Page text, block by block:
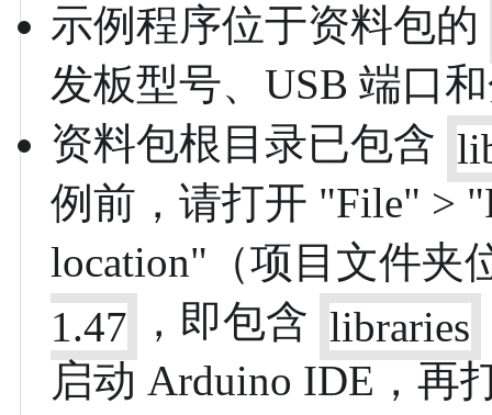
示例程序位于资料包的
发板型号、USB 端口
资料包根目录已包含
例前，请打开 "File" >
location"（项目文件夹
1.47
，即包含 libraries
启动 Arduino IDE，再